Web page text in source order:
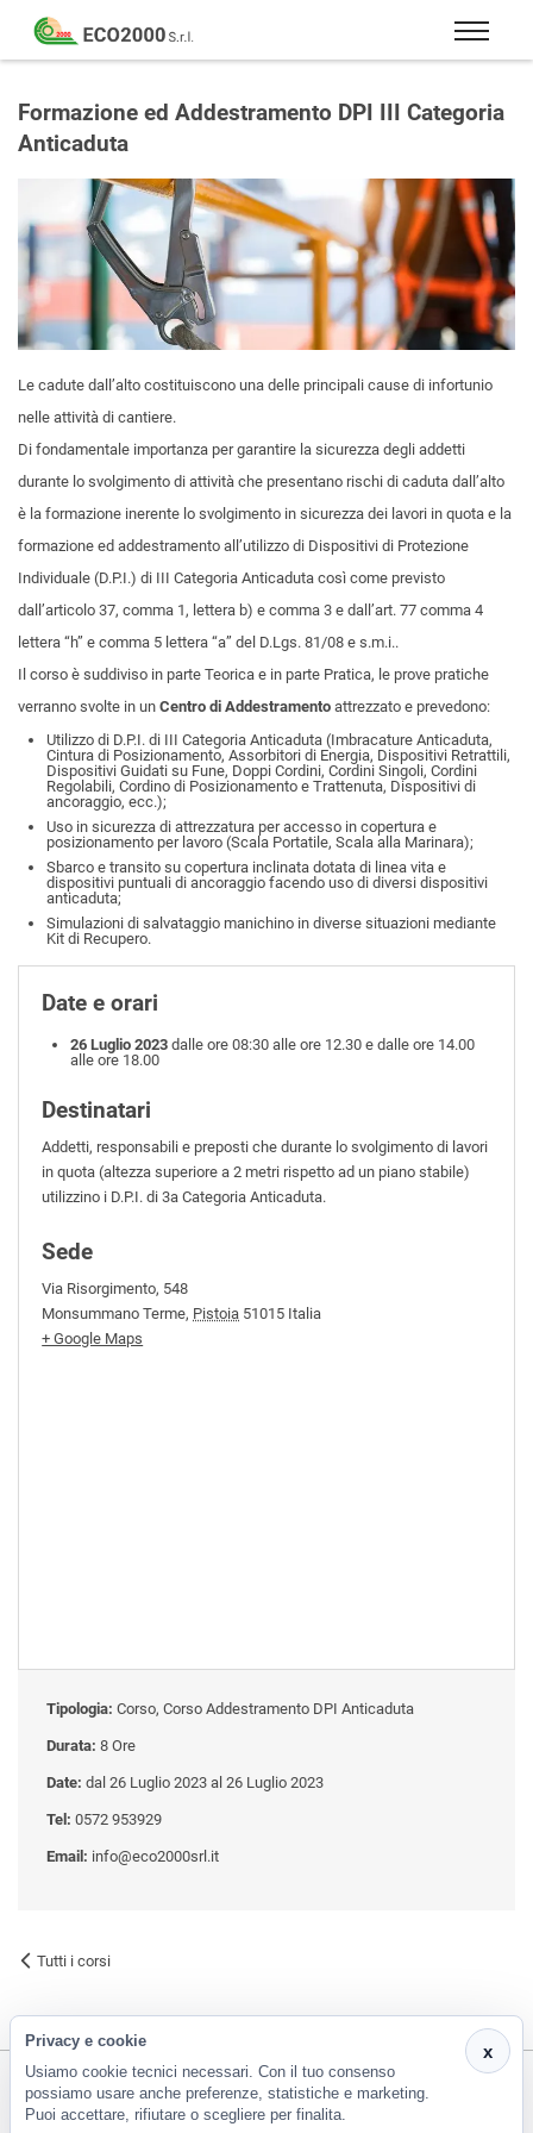
Eco
2000
Formazione
consulenza
per
sicurezza
sul
lavoro
–
D.Lgs
Formazione ed Addestramento DPI III Categoria
Anticaduta
Le cadute dall’alto costituiscono una delle principali cause di infortunio
nelle attività di cantiere.
Di fondamentale importanza per garantire la sicurezza degli addetti
durante lo svolgimento di attività che presentano rischi di caduta dall’alto
è la formazione inerente lo svolgimento in sicurezza dei lavori in quota e la
formazione ed addestramento all’utilizzo di Dispositivi di Protezione
Individuale (D.P.I.) di III Categoria Anticaduta così come previsto
dall’articolo 37, comma 1, lettera b) e comma 3 e dall’art. 77 comma 4
lettera “h” e comma 5 lettera “a” del D.Lgs. 81/08 e s.m.i..
Il corso è suddiviso in parte Teorica e in parte Pratica, le prove pratiche
verranno svolte in un Centro di Addestramento attrezzato e prevedono:
Utilizzo di D.P.I. di III Categoria Anticaduta (Imbracature Anticaduta,
Cintura di Posizionamento, Assorbitori di Energia, Dispositivi Retrattili,
Dispositivi Guidati su Fune, Doppi Cordini, Cordini Singoli, Cordini
Regolabili, Cordino di Posizionamento e Trattenuta, Dispositivi di
ancoraggio, ecc.);
Uso in sicurezza di attrezzatura per accesso in copertura e
posizionamento per lavoro (Scala Portatile, Scala alla Marinara);
Sbarco e transito su copertura inclinata dotata di linea vita e
dispositivi puntuali di ancoraggio facendo uso di diversi dispositivi
anticaduta;
Simulazioni di salvataggio manichino in diverse situazioni mediante
Kit di Recupero.
Date e orari
26 Luglio 2023 dalle ore 08:30 alle ore 12.30 e dalle ore 14.00
alle ore 18.00
Destinatari
Addetti, responsabili e preposti che durante lo svolgimento di lavori
in quota (altezza superiore a 2 metri rispetto ad un piano stabile)
utilizzino i D.P.I. di 3a Categoria Anticaduta.
Sede
Via Risorgimento, 548
Monsummano Terme, Pistoia 51015 Italia
+ Google Maps
Tipologia: Corso, Corso Addestramento DPI Anticaduta
Durata: 8 Ore
Date: dal 26 Luglio 2023 al 26 Luglio 2023
Tel: 0572 953929
Email: info@eco2000srl.it
Tutti i corsi
CF e P.Iva 01266420478 - REA: PT-188663 | Via Risorgimento, 548 - Monsummano Terme (PT) | 0572
x
Privacy e cookie
Usiamo cookie tecnici necessari. Con il tuo consenso
possiamo usare anche preferenze, statistiche e marketing.
Puoi accettare, rifiutare o scegliere per finalita.